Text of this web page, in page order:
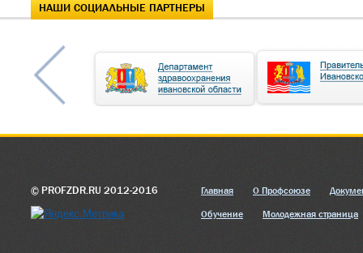
НАШИ СОЦИАЛЬНЫЕ ПАРТНЕРЫ
© PROFZDR.RU 2012-2016 Главная О Профсоюзе
Обучение Молодежная страница